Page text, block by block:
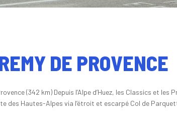
DE PROVENCE
(342 km) Depuis l’Alpe d’Huez, les Classics et
des Hautes-Alpes via l’étroit et escarpé Col de